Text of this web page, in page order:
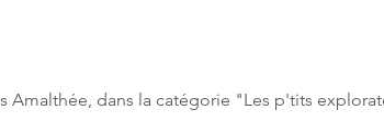
Amalthée, dans la catégorie "Les p'tits